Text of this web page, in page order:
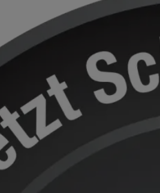
Solartect: Fotokatalyse für